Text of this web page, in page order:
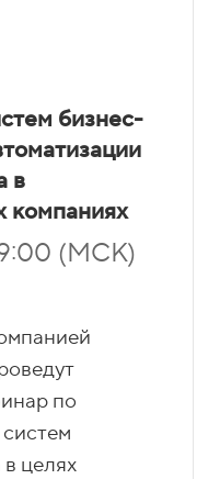
бизнес-
в
компаниях
(МСК)
по
целях